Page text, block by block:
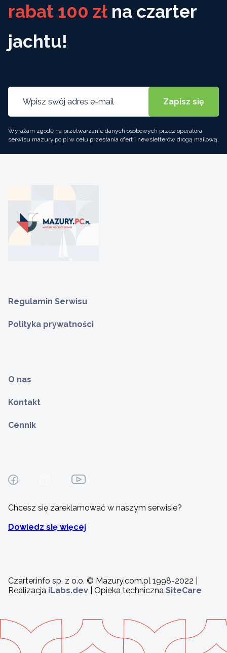
rabat 100 zł na czarter
jachtu!
Wyrażam zgodę na przetwarzanie danych osobowych przez operatora
serwisu mazury.pc.pl w celu przesłania ofert i newsletterów drogą mailową.
Regulamin Serwisu
Polityka prywatności
O nas
Kontakt
Cennik
Chcesz się zareklamować w naszym serwisie?
Dowiedz się więcej
Czarter.info sp. z o.o. © Mazury.com.pl 1998-2022 |
Realizacja iLabs.dev | Opieka techniczna SiteCare